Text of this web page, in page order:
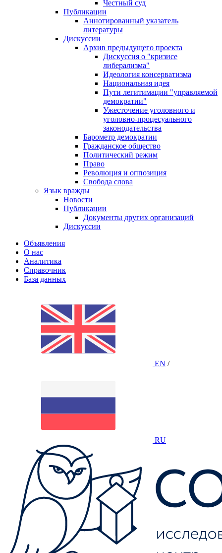
Честный суд
Публикации
Аннотированный указатель
литературы
Дискуссии
Архив предыдущего проекта
Дискуссия о "кризисе
либерализма"
Идеология консерватизма
Национальная идея
Пути легитимации "управляемой
демократии"
Ужесточение уголовного и
уголовно-процесуального
законодательства
Барометр демократии
Гражданское общество
Политический режим
Право
Революция и оппозиция
Свобода слова
Язык вражды
Новости
Публикации
Документы других организаций
Дискуссии
Объявления
О нас
Аналитика
Справочник
База данных
EN /
RU